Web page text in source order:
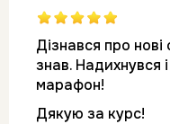
Дізнався про нові
знав. Надихнувся
марафон!
Дякую за курс!